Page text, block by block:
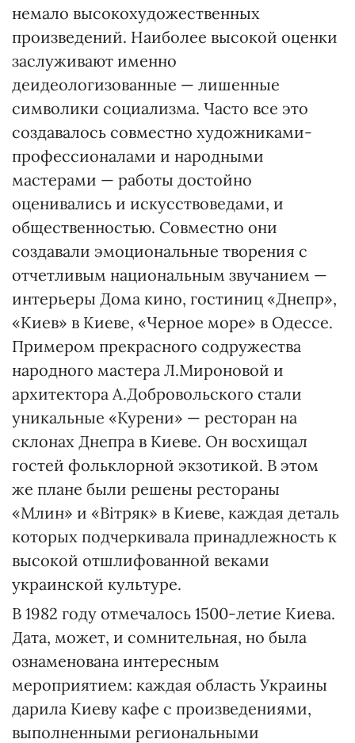
немало высокохудожественных
произведений. Наиболее высокой оценки
заслуживают именно
деидеологизованные — лишенные
символики социализма. Часто все это
создавалось совместно художниками-
профессионалами и народными
мастерами — работы достойно
оценивались и искусствоведами, и
общественностью. Совместно они
создавали эмоциональные творения с
отчетливым национальным звучанием —
интерьеры Дома кино, гостиниц «Днепр»,
«Киев» в Киеве, «Черное море» в Одессе.
Примером прекрасного содружества
народного мастера Л.Мироновой и
архитектора А.Добровольского стали
уникальные «Курени» — ресторан на
склонах Днепра в Киеве. Он восхищал
гостей фольклорной экзотикой. В этом
же плане были решены рестораны
«Млин» и «Вітряк» в Киеве, каждая деталь
которых подчеркивала принадлежность к
высокой отшлифованной веками
украинской культуре.
В 1982 году отмечалось 1500-летие Киева.
Дата, может, и сомнительная, но была
ознаменована интересным
мероприятием: каждая область Украины
дарила Киеву кафе с произведениями,
выполненными региональными